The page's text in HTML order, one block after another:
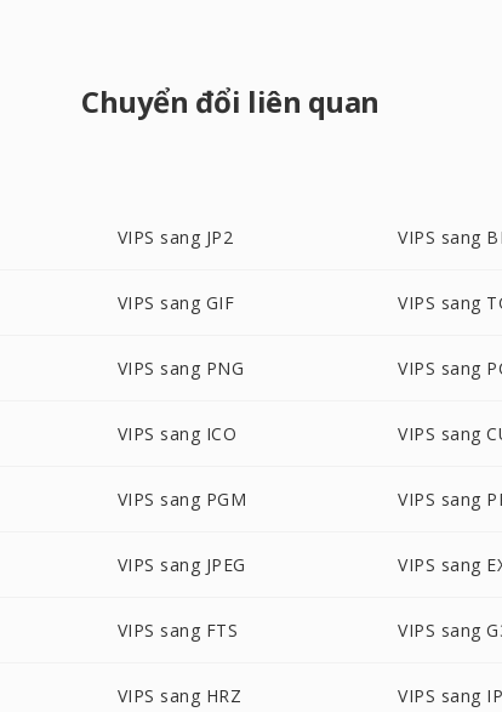
Chuyển đổi liên quan
VIPS sang JP2 VIPS sang
VIPS sang GIF VIPS sang
VIPS sang PNG VIPS sang
VIPS sang ICO VIPS sang
VIPS sang PGM VIPS sang
VIPS sang JPEG VIPS sang
VIPS sang FTS VIPS sang
VIPS sang HRZ VIPS sang